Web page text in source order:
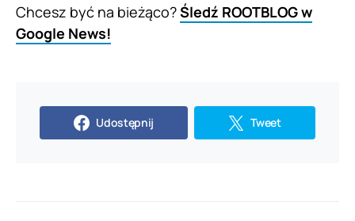
Chcesz być na bieżąco?Śledź ROOTBLOG w
Google News!
Udostępnij Tweet